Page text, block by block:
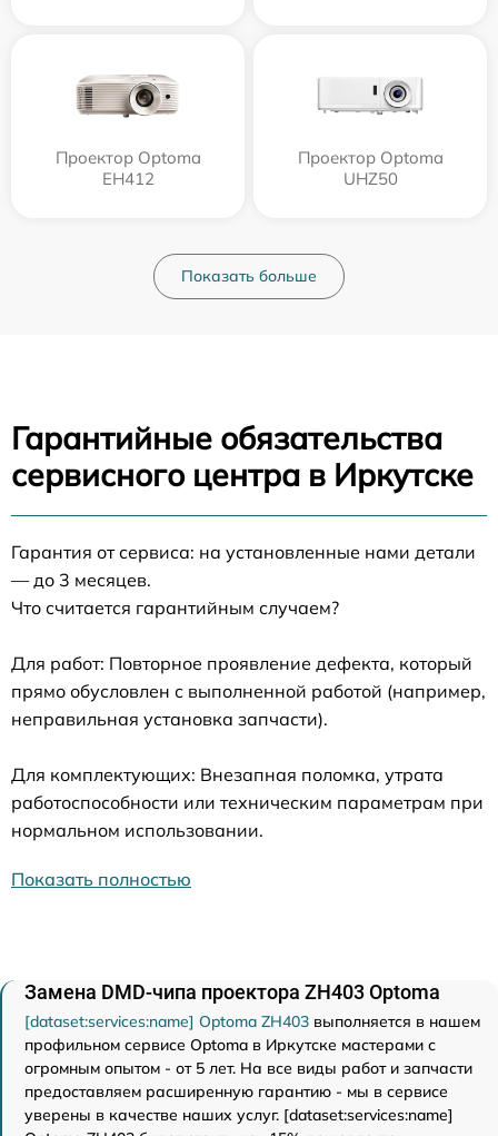
Проектор Optoma
EH412
Проектор Optoma
UHZ50
Показать больше
Гарантийные обязательства
сервисного центра в Иркутске
Гарантия от сервиса: на установленные нами детали
— до 3 месяцев.
Что считается гарантийным случаем?
Для работ: Повторное проявление дефекта, который
прямо обусловлен с выполненной работой (например,
неправильная установка запчасти).
Для комплектующих: Внезапная поломка, утрата
работоспособности или техническим параметрам при
нормальном использовании.
Показать полностью
Замена DMD-чипа проектора ZH403 Optoma
[dataset:services:name] Optoma ZH403 выполняется в нашем
профильном сервисе Optoma в Иркутске мастерами с
огромным опытом - от 5 лет. На все виды работ и запчасти
предоставляем расширенную гарантию - мы в сервисе
уверены в качестве наших услуг. [dataset:services:name]